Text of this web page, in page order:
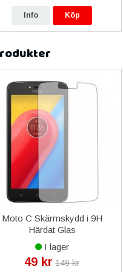
Info Köp
Moto C Skärmskydd i 9H
Härdat Glas
I lager
49 kr 149 kr